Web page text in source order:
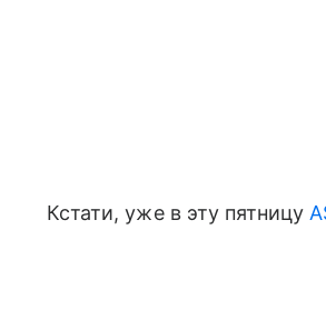
Кстати, уже в эту пятницу